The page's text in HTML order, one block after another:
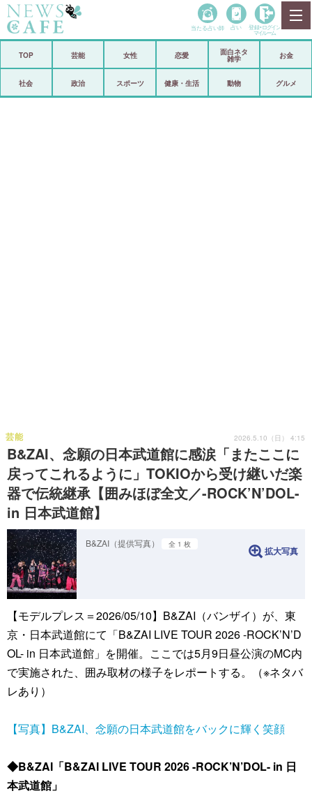
政治
当たる占い師 占い 登録• ログイン
マイルーム
TOP 芸能 女性 恋愛
面白ネタ
雑学
お金
社会 政治 スポーツ 健康・生活 動物 グルメ
B&ZAI、念願の日本武道館に感涙「またここに
戻ってこれるように」TOKIOから受け継いだ楽
器で伝統継承【囲みほぼ全文／-ROCK’N’DOL-
in 日本武道館】
芸能 2026.5.10（日） 4:15
B&ZAI（提供写真） 全 1 枚
拡大写真
【モデルプレス＝2026/05/10】B&ZAI（バンザイ）が、東
京・日本武道館にて「B&ZAI LIVE TOUR 2026 -ROCK’N’D
OL- in 日本武道館」を開催。ここでは5月9日昼公演のMC内
で実施された、囲み取材の様子をレポートする。（※ネタバ
レあり）
【写真】B&ZAI、念願の日本武道館をバックに輝く笑顔
◆B&ZAI「B&ZAI LIVE TOUR 2026 -ROCK’N’DOL- in 日
本武道館」